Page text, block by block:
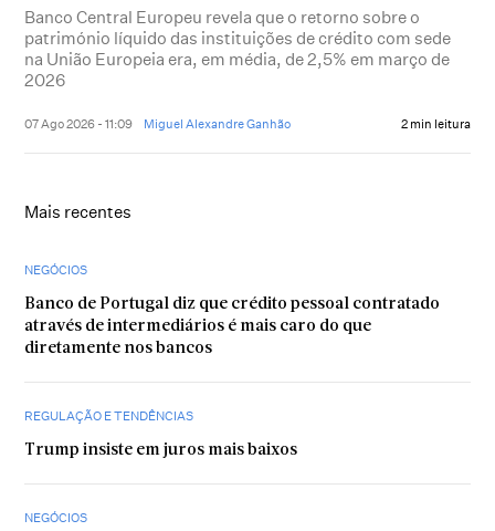
Banco Central Europeu revela que o retorno sobre o
património líquido das instituições de crédito com sede
na União Europeia era, em média, de 2,5% em março de
2026
07 Ago 2026 - 11:09 Miguel Alexandre Ganhão 2 min leitura
Mais recentes
NEGÓCIOS
Banco de Portugal diz que crédito pessoal contratado
através de intermediários é mais caro do que
diretamente nos bancos
REGULAÇÃO E TENDÊNCIAS
Trump insiste em juros mais baixos
NEGÓCIOS